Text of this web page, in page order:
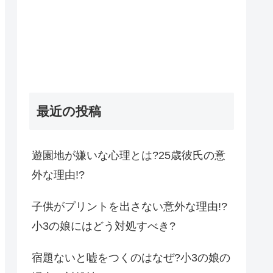
最近の投稿
遊園地が嫌いな心理とは?25歳彼氏の意
外な理由!?
子供がプリントを出さない意外な理由!?
小3の娘にはどう対処すべき?
宿題ないと嘘をつくのはなぜ?小3の娘の